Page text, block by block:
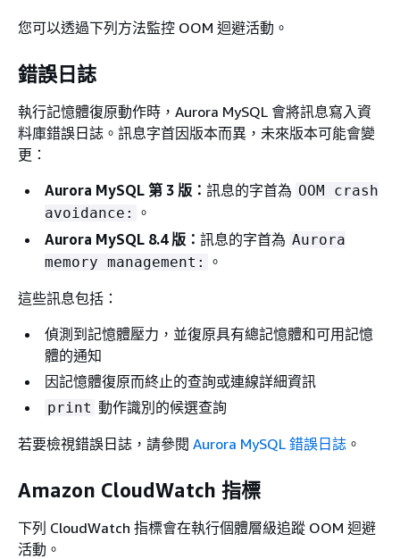
您可以透過下列方法監控 OOM 迴避活動。
錯誤日誌
執行記憶體復原動作時，Aurora MySQL 會將訊息寫入資
料庫錯誤日誌。訊息字首因版本而異，未來版本可能會變
更：
Aurora MySQL 第 3 版： 訊息的字首為 OOM crash
avoidance:
。
Aurora MySQL 8.4 版： 訊息的字首為 Aurora
memory management:
。
這些訊息包括：
偵測到記憶體壓力，並復原具有總記憶體和可用記憶
體的通知
因記憶體復原而終止的查詢或連線詳細資訊
print 動作識別的候選查詢
若要檢視錯誤日誌，請參閱 Aurora MySQL 錯誤日誌 。
Amazon CloudWatch 指標
下列 CloudWatch 指標會在執行個體層級追蹤 OOM 迴避
活動。